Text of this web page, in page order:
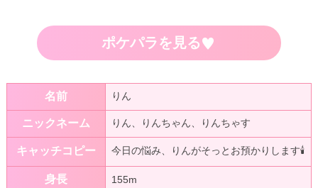
ポケパラを見る ♥
名前 りん
ニックネーム りん、りんちゃん、りんちゃす
キャッチコピー 今日の悩み、りんがそっとお預かりします🕯️
身長 155m